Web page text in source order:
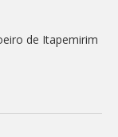
de Itapemirim